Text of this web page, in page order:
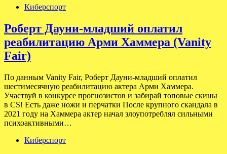
Киберспорт
Роберт Дауни-младший оплатил
реабилитацию Арми Хаммера (Vanity
Fair)
По данным Vanity Fair, Роберт Дауни-младший оплатил
шестимесячную реабилитацию актера Арми Хаммера.
Участвуй в конкурсе прогнозистов и забирай топовые скины
в CS! Есть даже ножи и перчатки После крупного скандала в
2021 году на Хаммера актер начал злоупотреблял сильными
психоактивными…
Киберспорт